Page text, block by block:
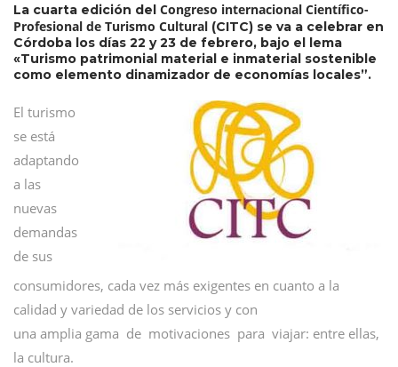
La cuarta edición del Congreso internacional Científico-
Profesional de Turismo Cultural (CITC) se va a celebrar en
Córdoba los días 22 y 23 de febrero, bajo el lema
«Turismo patrimonial material e inmaterial sostenible
como elemento dinamizador de economías locales”.
El turismo
se está
adaptando
a las
nuevas
demandas
de sus
consumidores, cada vez más exigentes en cuanto a la
calidad y variedad de los servicios y con
una amplia gama de motivaciones para viajar: entre ellas,
la cultura.